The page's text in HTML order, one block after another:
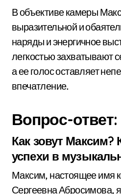
В объективе камеры
выразительной и
наряды и энергичное
легкостью захватывают
а ее голос оставляет
впечатление.
Вопрос-ответ:
Как зовут Максим?
успехи в
Максим, настоящее имя
Сергеевна Абросимова,